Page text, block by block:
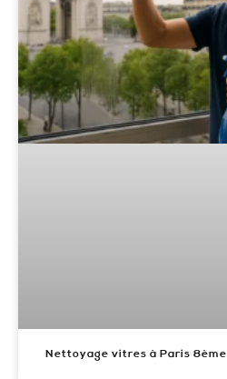
Nettoyage vitres à Paris 8ème